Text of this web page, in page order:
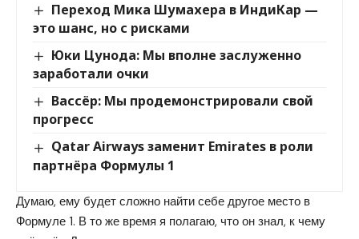
Переход Мика Шумахера в ИндиКар —
это шанс, но с рисками
Юки Цунода: Мы вполне заслуженно
заработали очки
Вассёр: Мы продемонстрировали свой
прогресс
Qatar Airways заменит Emirates в роли
партнёра Формулы 1
Думаю, ему будет сложно найти себе другое место в
Формуле 1. В то же время я полагаю, что он знал, к чему